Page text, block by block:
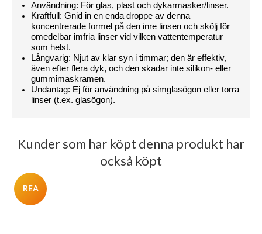
Användning: För glas, plast och dykarmasker/linser.
Kraftfull: Gnid in en enda droppe av denna
koncentrerade formel på den inre linsen och skölj för
omedelbar imfria linser vid vilken vattentemperatur
som helst.
Långvarig: Njut av klar syn i timmar; den är effektiv,
även efter flera dyk, och den skadar inte silikon- eller
gummimaskramen.
Undantag: Ej för användning på simglasögon eller torra
linser (t.ex. glasögon).
Kunder som har köpt denna produkt har
också köpt
REA